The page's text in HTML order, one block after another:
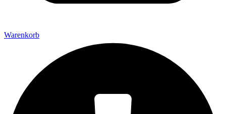
Warenkorb